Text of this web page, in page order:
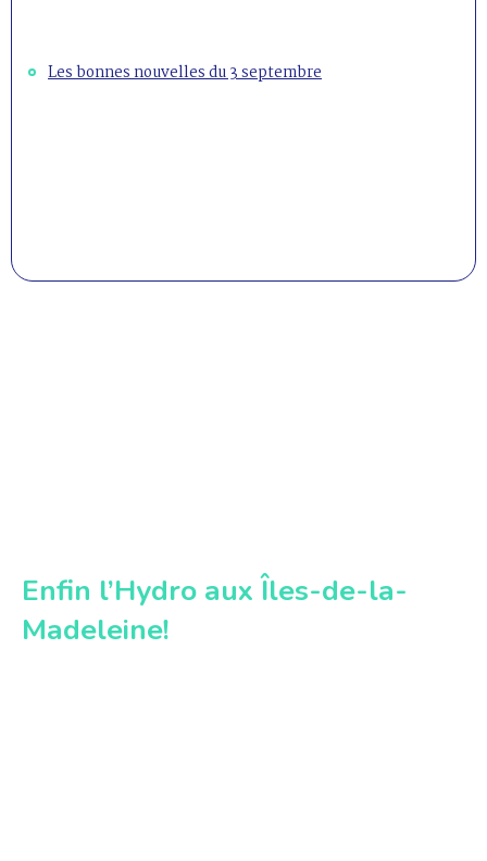
Les bonnes nouvelles du 3 septembre
Enfin l’Hydro aux Îles-de-la-
Madeleine!